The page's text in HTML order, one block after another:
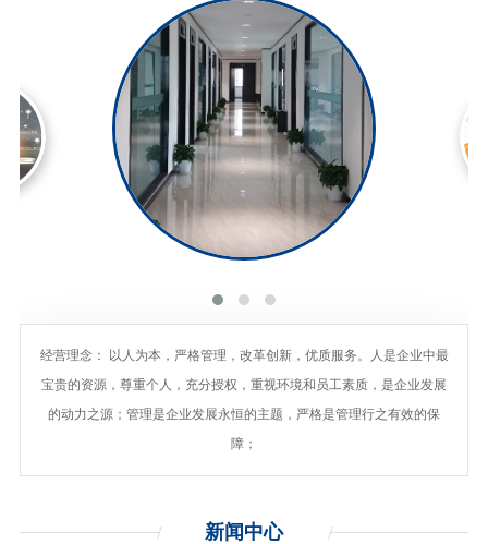
经营理念： 以人为本，严格管理，改革创新，优质服务。人是企业中最
宝贵的资源，尊重个人，充分授权，重视环境和员工素质，是企业发展
的动力之源；管理是企业发展永恒的主题，严格是管理行之有效的保
障；
新闻 中心